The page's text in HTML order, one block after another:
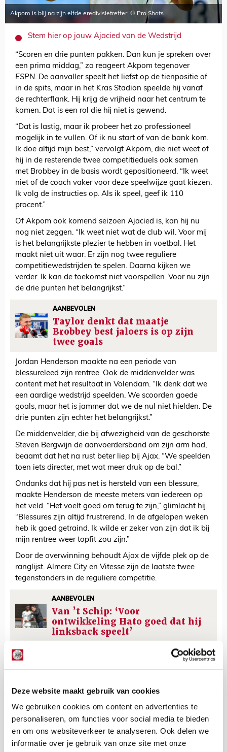
Deze website maakt gebruik van cookies
We gebruiken cookies om content en advertenties te
personaliseren, om functies voor social media te bieden
en om ons websiteverkeer te analyseren. Ook delen we
informatie over je gebruik van onze site met onze
Akpom is blij na zijn elfde eredivisietreffer. © Pro Shots
Stem hier op jouw Ajacied van de Wedstrijd
“Scoren en drie punten pakken. Dan kun je spreken over
een prima middag,” zo reageert Akpom tegenover
ESPN. De aanvaller speelt het liefst op de tienpositie of
in de spits, maar in het Kras Stadion speelde hij vanaf
de rechterflank. Hij krijg de vrijheid naar het centrum te
komen. Dat is een rol die hij niet is gewend.
“Dat is lastig, maar ik probeer het zo professioneel
mogelijk in te vullen. Of ik nu start of van de bank kom.
Ik doe altijd mijn best,” vervolgt Akpom, die niet weet of
hij in de resterende twee competitieduels ook samen
met Brobbey in de basis wordt gepositioneerd. “Ik weet
niet of de coach vaker voor deze speelwijze gaat kiezen.
Ik volg de instructies op. Als ik speel, geef ik 110
procent.”
Of Akpom ook komend seizoen Ajacied is, kan hij nu
nog niet zeggen. “Ik weet niet wat de club wil. Voor mij
is het belangrijkste plezier te hebben in voetbal. Het
maakt niet uit waar. Er zijn nog twee reguliere
competitiewedstrijden te spelen. Daarna kijken we
verder. Ik kan de toekomst niet voorspellen. Voor nu zijn
de drie punten het belangrijkst.”
AANBEVOLEN
Taylor denkt dat maatje
Brobbey best jaloers is op zijn
twee goals
Jordan Henderson maakte na een periode van
blessureleed zijn rentree. Ook de middenvelder was
content met het resultaat in Volendam. “Ik denk dat we
een aardige wedstrijd speelden. We scoorden goede
goals, maar het is jammer dat we de nul niet hielden. De
drie punten zijn echter het belangrijkst.”
De middenvelder, die bij afwezigheid van de geschorste
Steven Bergwijn de aanvoerdersband om zijn arm had,
beaamt dat het na rust beter liep bij Ajax. “We speelden
toen iets directer, met wat meer druk op de bal.”
Ondanks dat hij pas net is hersteld van een blessure,
maakte Henderson de meeste meters van iedereen op
het veld. “Het voelt goed om terug te zijn,” glimlacht hij.
“Blessures zijn altijd frustrerend. In de afgelopen weken
heb ik goed getraind. Ik wilde er zeker van zijn dat ik bij
mijn rentree weer topfit zou zijn.”
Door de overwinning behoudt Ajax de vijfde plek op de
ranglijst. Almere City en Vitesse zijn de laatste twee
tegenstanders in de reguliere competitie.
AANBEVOLEN
Van ’t Schip: ‘Voor
ontwikkeling Hato goed dat hij
linksback speelt’
Net binnen //